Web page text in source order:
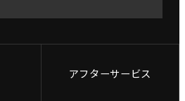
アフターサービス